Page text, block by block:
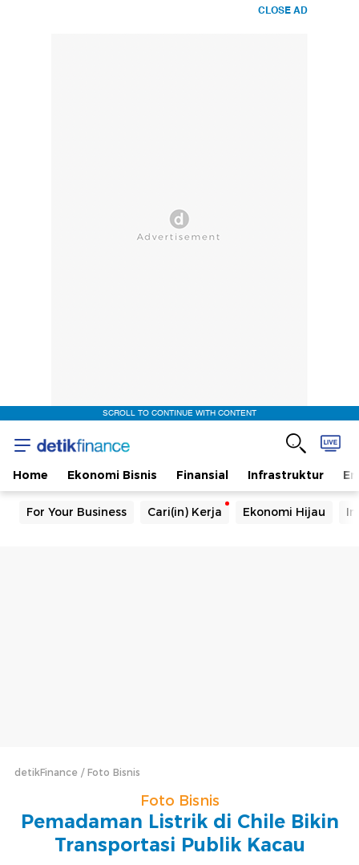
CLOSE AD
SCROLL TO CONTINUE WITH CONTENT
Home Ekonomi Bisnis Finansial Infrastruktur
For Your Business Cari(in) Kerja Ekonomi Hijau
detikFinance Foto Bisnis
Foto Bisnis
Pemadaman Listrik di Chile Bikin
Transportasi Publik Kacau